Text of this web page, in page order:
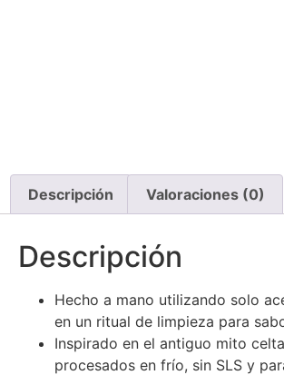
Descripción Valoraciones (0)
Descripción
Hecho a mano utilizando solo
en un ritual de limpieza para
Inspirado en el antiguo mito
procesados en frío, sin SLS y